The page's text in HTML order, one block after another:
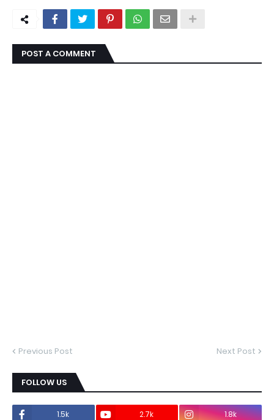
POST A COMMENT
Previous Post Next Post
FOLLOW US
1.5k 2.7k 1.8k